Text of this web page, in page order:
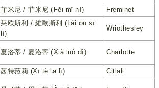
菲米尼 / 菲米尼 (Fēi mǐ ní)
Freminet
莱欧斯利 / 維歐斯利 (Lái ōu sī
lì)
Wriothesley
夏洛蒂 / 夏洛蒂 (Xià luò dì) Charlotte
茜特菈莉 (Xī tè lā lì)
Citlali